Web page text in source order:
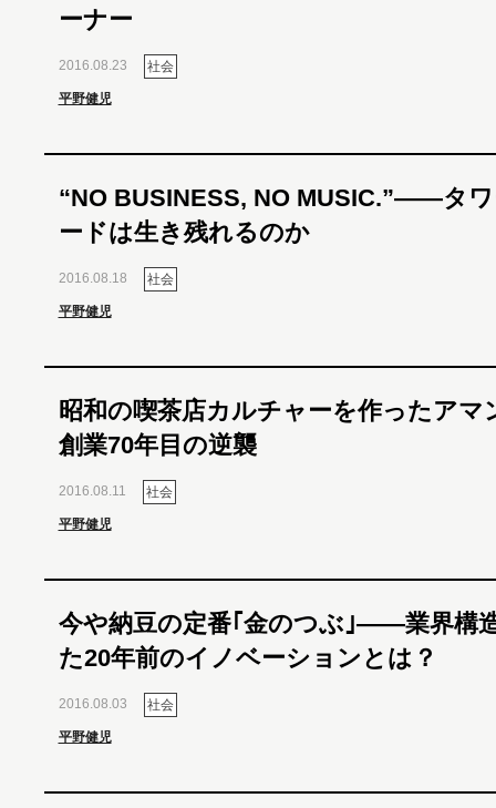
ーナー
2016.08.23 社会
平野健児
“NO BUSINESS, NO MUSIC.”――タ
ードは生き残れるのか
2016.08.18 社会
平野健児
昭和の喫茶店カルチャーを作ったア
創業70年目の逆襲
2016.08.11 社会
平野健児
今や納豆の定番｢金のつぶ｣――業界構
た20年前のイノベーションとは？
2016.08.03 社会
平野健児